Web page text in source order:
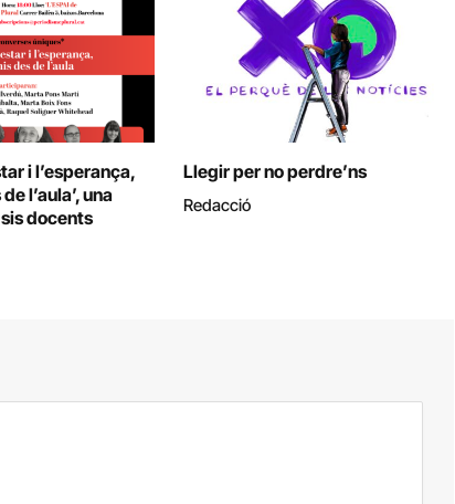
i l’esperança,
l’aula’, una
docents
Llegir per no perdre’ns
Redacció